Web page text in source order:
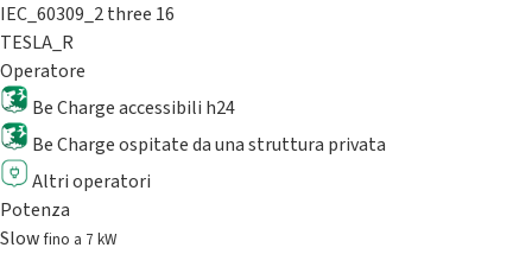
IEC_60309_2 three 16
TESLA_R
Operatore
Be Charge accessibili h24
Be Charge ospitate da una struttura privata
Altri operatori
Potenza
Slowfino a 7 kW